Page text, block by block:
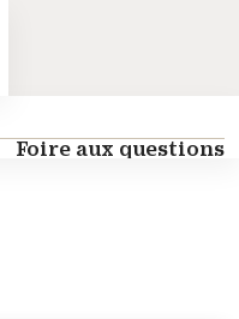
Foire aux questions